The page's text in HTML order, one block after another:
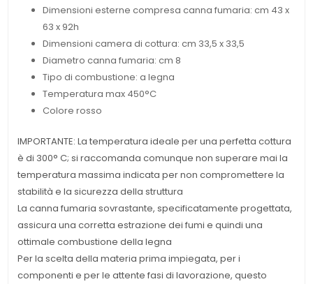
Dimensioni esterne compresa canna fumaria: cm 43 x
63 x 92h
Dimensioni camera di cottura: cm 33,5 x 33,5
Diametro canna fumaria: cm 8
Tipo di combustione: a legna
Temperatura max 450°C
Colore rosso
IMPORTANTE: La temperatura ideale per una perfetta cottura
è di 300° C; si raccomanda comunque non superare mai la
temperatura massima indicata per non compromettere la
stabilità e la sicurezza della struttura
La canna fumaria sovrastante, specificatamente progettata,
assicura una corretta estrazione dei fumi e quindi una
ottimale combustione della legna
Per la scelta della materia prima impiegata, per i
componenti e per le attente fasi di lavorazione, questo